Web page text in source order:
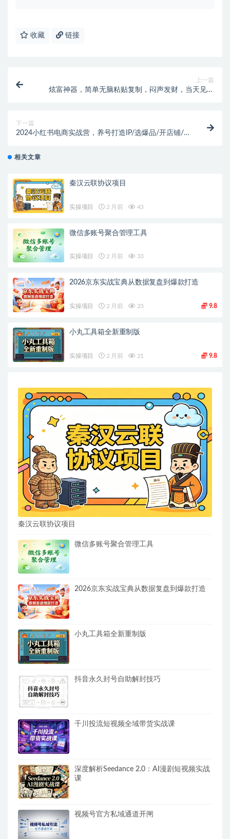
收藏 链接
上一篇
炫富神器，简单无脑粘贴复制，闷声发财，当天见收
下一篇
2024小红书电商实战营，养号打造IP/选爆品/开店铺/
相关文章
秦汉云联协议项目
实操项目 2 月前 43
微信多账号聚合管理工具
实操项目 2 月前 33
2026京东实战宝典从数据复盘到爆款打造
实操项目 2 月前 23 9.8
小丸工具箱全新重制版
实操项目 2 月前 21 9.8
秦汉云联协议项目
微信多账号聚合管理工具
2026京东实战宝典从数据复盘到爆款打造
小丸工具箱全新重制版
抖音永久封号自助解封技巧
千川投流短视频全域带货实战课
深度解析Seedance 2.0：AI漫剧短视频实战
课
视频号官方私域通道开闸